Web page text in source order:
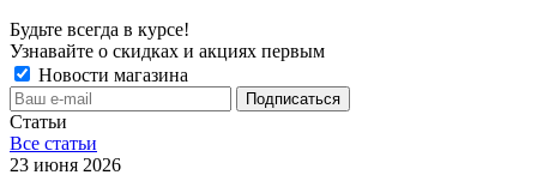
Будьте всегда в курсе!
Узнавайте о скидках и акциях первым
Новости магазина
Статьи
Все cтатьи
23 июня 2026